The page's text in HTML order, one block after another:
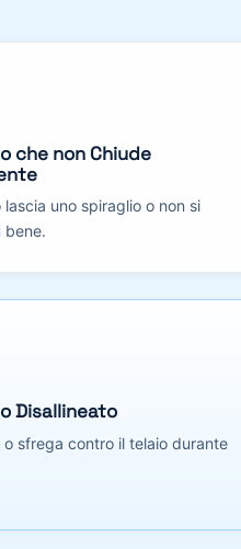
che non Chiude
lascia uno spiraglio o non si
bene.
Disallineato
o sfrega contro il telaio durante